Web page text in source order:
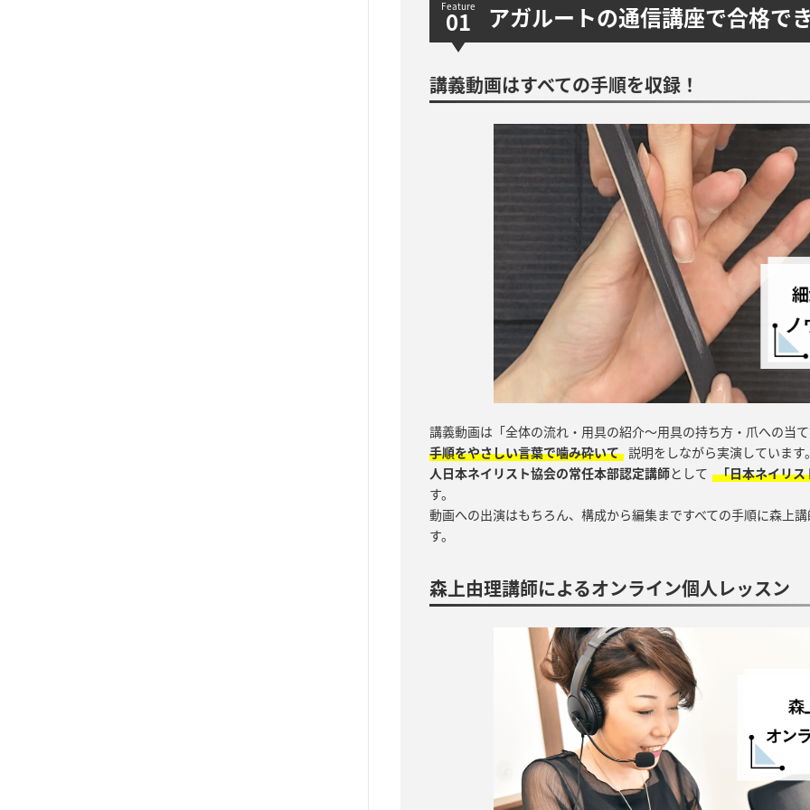
アガルートの通信講座で合格で
講義動画はすべての手順を収録！
講義動画は「全体の流れ・用具の紹介～用具の持ち方・爪への当
手順をやさしい言葉で噛み砕いて 説明をしながら実演していま
人日本ネイリスト協会の常任本部認定講師として 「日本ネイリス
す。
動画への出演はもちろん、構成から編集まですべての手順に森上
す。
森上由理講師によるオンライン個人レッスン